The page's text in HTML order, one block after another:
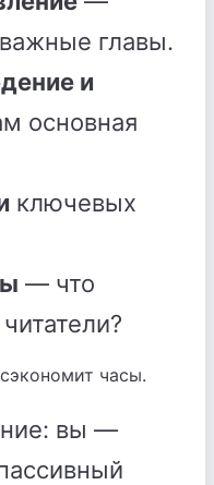
главы.
и
основная
ключевых
— что
часы.
вы —